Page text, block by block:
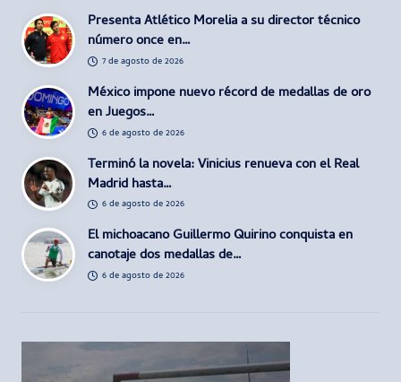
Presenta Atlético Morelia a su director técnico
número once en…
7 de agosto de 2026
México impone nuevo récord de medallas de oro
en Juegos…
6 de agosto de 2026
Terminó la novela: Vinicius renueva con el Real
Madrid hasta…
6 de agosto de 2026
El michoacano Guillermo Quirino conquista en
canotaje dos medallas de…
6 de agosto de 2026